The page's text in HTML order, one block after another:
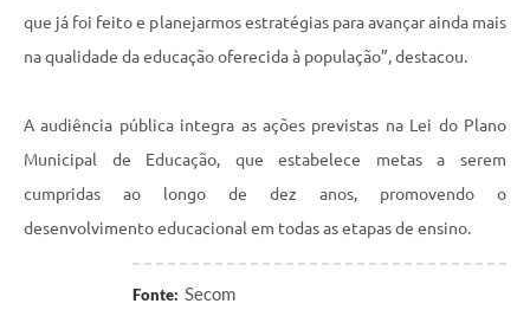
que já foi feito e planejarmos estratégias para avançar ainda mais
na qualidade da educação oferecida à população”, destacou.
A audiência pública integra as ações previstas na Lei do Plano
Municipal de Educação, que estabelece metas a serem
cumpridas ao longo de dez anos, promovendo o
desenvolvimento educacional em todas as etapas de ensino.
Fonte: Secom